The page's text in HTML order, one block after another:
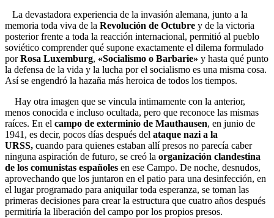
La devastadora experiencia de la invasión alemana, junto a la
memoria toda viva de la Revolución de Octubre y de la victoria
posterior frente a toda la reacción internacional, permitió al pueblo
soviético comprender qué supone exactamente el dilema formulado
porRosa Luxemburg, «Socialismo o Barbarie» y hasta qué punto
la defensa de la vida y la lucha por el socialismo es una misma cosa.
Así se engendró la hazaña más heroica de todos los tiempos.
Hay otra imagen que se vincula intimamente con la anterior,
menos conocida e incluso ocultada, pero que reconoce las mismas
raíces. En el campo de exterminio de Mauthausen, en junio de
1941, es decir, pocos días después del ataque nazi a la
URSS, cuando para quienes estaban allí presos no parecía caber
ninguna aspiración de futuro, se creó la organización clandestina
de los comunistas españoles en ese Campo. De noche, desnudos,
aprovechando que los juntaron en el patio para una desinfección, en
el lugar programado para aniquilar toda esperanza, se toman las
primeras decisiones para crear la estructura que cuatro años después
permitiría la liberación del campo por los propios presos.